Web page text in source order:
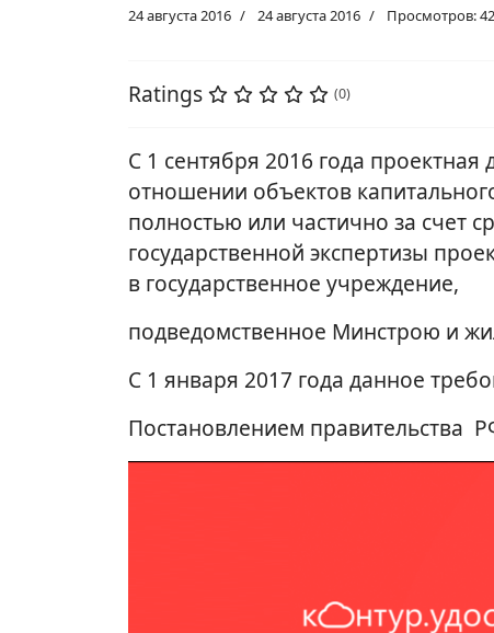
24 августа 2016 24 августа 2016 Просмотров:
Ratings (0)
С 1 сентября 2016 года
отношении объектов
полностью или частично за счет
государственной экспертизы
в государственное учреждение,
подведомственное Минстрою и
С 1 января 2017 года данное
Постановлением